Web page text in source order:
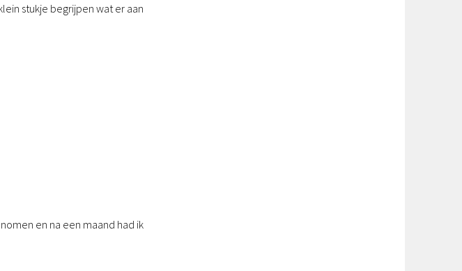
stukje begrijpen wat er aan
en na een maand had ik